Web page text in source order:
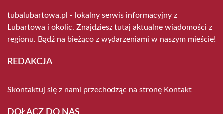
tubalubartowa.pl - lokalny serwis informacyjny z
Lubartowa i okolic. Znajdziesz tutaj aktualne wiadomości z
regionu. Bądź na bieżąco z wydarzeniami w naszym mieście!
REDAKCJA
Skontaktuj się z nami przechodząc na stronę Kontakt
DOŁĄCZ DO NAS